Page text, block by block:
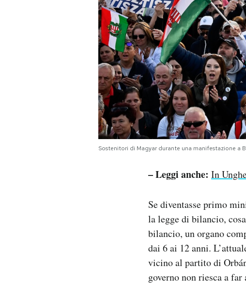
Sostenitori di Magyar durante una manifestazione a
– Leggi anche: In
Se diventasse primo
la legge di bilancio,
bilancio, un organo
dai 6 ai 12 anni.
vicino al partito di
governo non riesca a